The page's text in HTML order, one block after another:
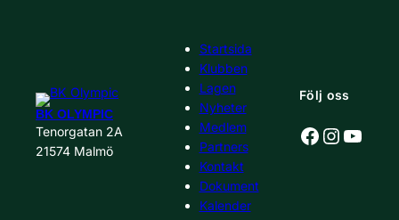
BK OLYMPIC
Tenorgatan 2A
21574 Malmö
Startsida
Klubben
Lagen
Nyheter
Medlem
Partners
Kontakt
Dokument
Kalender
Följ oss
Facebook